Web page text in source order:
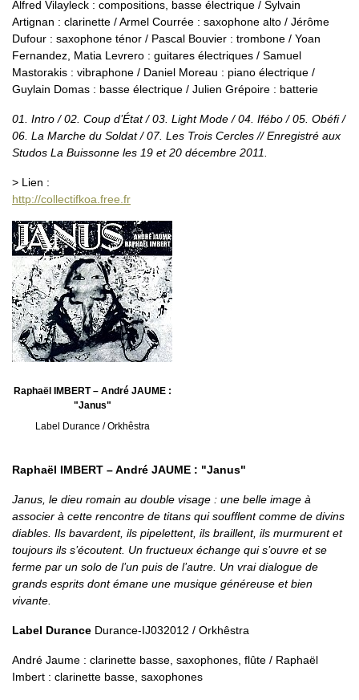
Alfred Vilayleck : compositions, basse électrique / Sylvain
Artignan : clarinette / Armel Courrée : saxophone alto / Jérôme
Dufour : saxophone ténor / Pascal Bouvier : trombone / Yoan
Fernandez, Matia Levrero : guitares électriques / Samuel
Mastorakis : vibraphone / Daniel Moreau : piano électrique /
Guylain Domas : basse électrique / Julien Grépoire : batterie
01. Intro / 02. Coup d’État / 03. Light Mode / 04. Ifébo / 05. Obéfi /
06. La Marche du Soldat / 07. Les Trois Cercles // Enregistré aux
Studos La Buissonne les 19 et 20 décembre 2011.
> Lien :
http://collectifkoa.free.fr
Raphaël IMBERT – André JAUME :
"Janus"
Label Durance / Orkhêstra
Raphaël IMBERT – André JAUME : "Janus"
Janus, le dieu romain au double visage : une belle image à
associer à cette rencontre de titans qui soufflent comme de divins
diables. Ils bavardent, ils pipelettent, ils braillent, ils murmurent et
toujours ils s’écoutent. Un fructueux échange qui s’ouvre et se
ferme par un solo de l’un puis de l’autre. Un vrai dialogue de
grands esprits dont émane une musique généreuse et bien
vivante.
Label Durance Durance-IJ032012 / Orkhêstra
André Jaume : clarinette basse, saxophones, flûte / Raphaël
Imbert : clarinette basse, saxophones